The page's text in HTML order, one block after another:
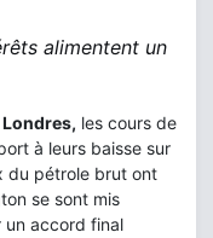
alimentent un
les cours de
à leurs baisse sur
du pétrole brut ont
se sont mis
un accord final